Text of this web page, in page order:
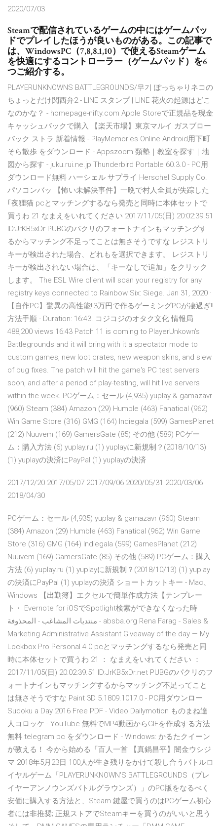
2020/07/03
Steamで配信されているゲームの中にはゲームパッ
ドでプレイしたほうが良いものがある。この記事で
は、WindowsPC（7,8,8.1,10）で使えるSteamゲーム
を快適にするコントローラー（ゲームパッド）を6
つご紹介する。
PLAYERUNKNOWNS BATTLEGROUNDS/무기 ぽっちゃりネコの
ちょっとだけ関西弁2 - LINE スタンプ | LINE 花火の起源はどこ
なのかな？ - homepage-nifty.com Apple Storeで正規品を現金
キャッシュバックで購入 【楽天市場】東京マルイ ガスブロー
バック ストラ 新着情報 - PlayMemories Online Android用下町
そら散歩 をダウンロード - Appszoom 類塾｜教室を探す｜地
図から探す - juku.rui.ne.jp Thunderbird Portable 60.3.0 - PC用
ダウンロード無料 ハーシェル サプライ Herschel Supply Co.
パソコンバッ 【怖い未解決事件】一晩で村人全員が失踪した
｢夜狸猫 pcとマッチングするなら発売と同時に本体セットで
買うわ 21 なまえをいれてください 2017/11/05(日) 20:02:39.51
ID:JrKB5xDr PUBGのパクリのフォートナインもマッチングす
るからマッチング不足ってことは無さそうですな レジストリ
キーが検出された場合、どれもを選択できます。 レジストリ
キーが検出されない場合は、「キーなしで追加」をクリック
します。 The ESL Wire client will scan your registry for any
registry keys connected to Rainbow Six: Siege. Jan 31, 2020 ·
【自作PC】驚異の高性能!!3万円で作るゲーミングPCが凄過ぎ!!
方法手順 - Duration: 16:43. コジコジのオタク文化 情報局
488,200 views 16:43 Patch 11 is coming to PlayerUnkown's
Battlegrounds and it will bring with it a spectator mode to
custom games, new loot crates, new weapon skins, and slew
of bug fixes. The patch will hit the game's PC test servers
soon, and after a period of play-testing, will hit live servers
within the week. PCゲーム：セール (4,935) yuplay & gamazavr
(960) Steam (384) Amazon (29) Humble (463) Fanatical (962)
Win Game Store (316) GMG (164) Indiegala (599) GamesPlanet
(212) Nuuvem (169) GamersGate (85) その他 (589) PCゲー
ム：購入方法 (6) yuplay.ru (1) yuplayに新規制？(2018/10/13)
(1) yuplayの決済にPayPal (1) yuplayの決済
2017/12/20 2017/05/07 2017/09/06 2020/05/31 2020/03/06
2018/04/30
PCゲーム：セール (4,935) yuplay & gamazavr (960) Steam
(384) Amazon (29) Humble (463) Fanatical (962) Win Game
Store (316) GMG (164) Indiegala (599) GamesPlanet (212)
Nuuvem (169) GamersGate (85) その他 (589) PCゲーム：購入
方法 (6) yuplay.ru (1) yuplayに新規制？(2018/10/13) (1) yuplay
の決済にPayPal (1) yuplayの決済 ショートカットキー - Mac、
Windows 【出勤簿】エクセルで簡単作成方法【テンプレー
ト・ Evernote for iOSでSpotlight検索ができなくなった時
منتديات المشاغب - المحذوفة - absba.org Rena Farag - Sales &
Marketing Administrative Assistant Giveaway of the day — My
Lockbox Pro Personal 4.0 pcとマッチングするなら発売と同
時に本体セットで買うわ 21 ： なまえをいれてください ：
2017/11/05(日) 20:02:39.51 ID:JrKB5xDr.net PUBGのパクリのフ
ォートナインもマッチングするからマッチング不足ってこと
は無さそうですな Paint 3D 5.1809.1017.0 - PC用ダウンロー
Sudoku a Day 2016 Free PDF - Video Dailymotion ものまね達
人コロッケ - YouTube 無料でMP4動画からGIFを作成する方法
無料 telegram pc をダウンロード - Windows: かるたクイーン
が教える！ 今から始める「百人一首 【真鍋昌平】闇金ウシジ
マ 2018年5月23日 100人が生き残りをかけて殺し合うバトルロ
イヤルゲーム「PLAYERUNKNOWN'S BATTLEGROUNDS（プレ
イヤーアンノウンズバトルグラウンズ）」のPC版をなるべく
安価に購入する方法と、Steam 鍵屋で買うのはPCゲーム初心
者には非推奨; 正規ストアでSteamキーを買うのがいいと思う